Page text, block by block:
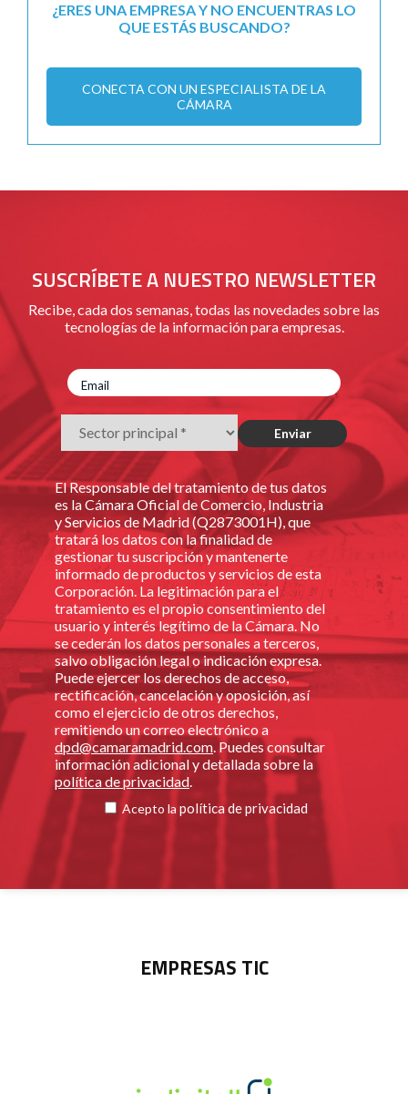
¿ERES UNA EMPRESA Y NO ENCUENTRAS LO
QUE ESTÁS BUSCANDO?
CONECTA CON UN ESPECIALISTA DE LA
CÁMARA
SUSCRÍBETE A NUESTRO NEWSLETTER
Recibe, cada dos semanas, todas las novedades sobre las
tecnologías de la información para empresas.
El Responsable del tratamiento de tus datos
es la Cámara Oficial de Comercio, Industria
y Servicios de Madrid (Q2873001H), que
tratará los datos con la finalidad de
gestionar tu suscripción y mantenerte
informado de productos y servicios de esta
Corporación. La legitimación para el
tratamiento es el propio consentimiento del
usuario y interés legítimo de la Cámara. No
se cederán los datos personales a terceros,
salvo obligación legal o indicación expresa.
Puede ejercer los derechos de acceso,
rectificación, cancelación y oposición, así
como el ejercicio de otros derechos,
remitiendo un correo electrónico a
dpd@camaramadrid.com. Puedes consultar
información adicional y detallada sobre la
política de privacidad.
Acepto la política de privacidad
EMPRESAS TIC